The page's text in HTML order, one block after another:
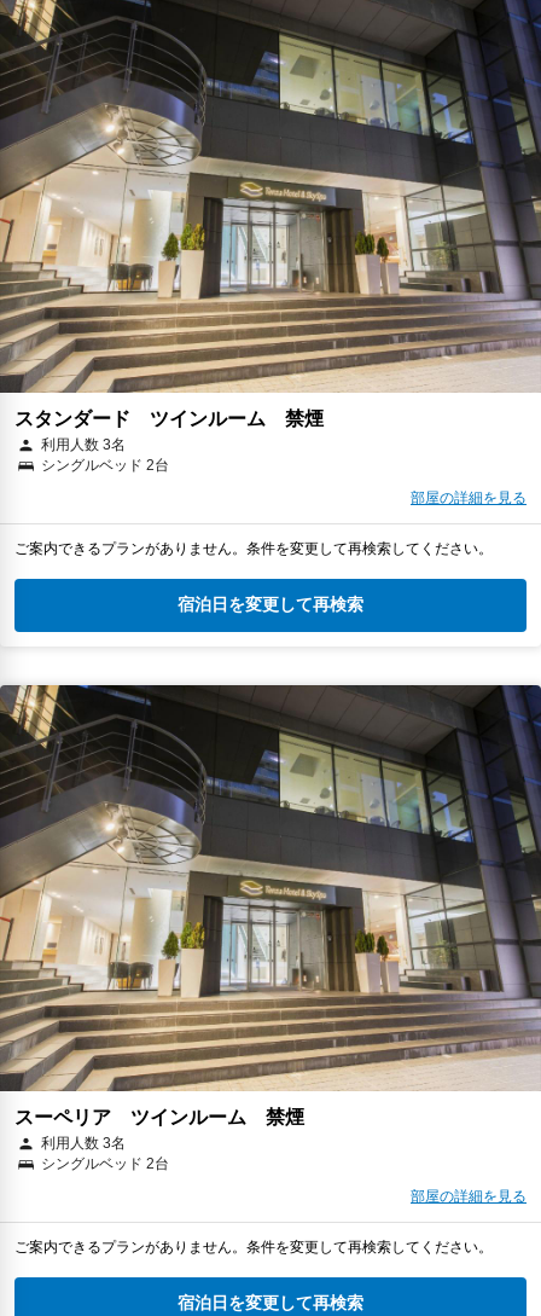
スタンダード ツインルーム 禁煙
利用人数 3名
シングルベッド 2台
部屋の詳細を見る
ご案内できるプランがありません。条件を変更して再検索してください。
宿泊日を変更して再検索
スーペリア ツインルーム 禁煙
利用人数 3名
シングルベッド 2台
部屋の詳細を見る
ご案内できるプランがありません。条件を変更して再検索してください。
宿泊日を変更して再検索